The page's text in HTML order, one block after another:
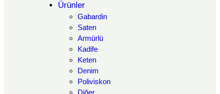
Ürünler
Gabardin
Saten
Armürlü
Kadife
Keten
Denim
Poliviskon
Diğer